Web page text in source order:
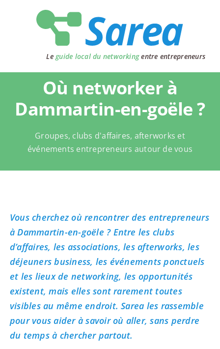
Le guide local du networkingentre entrepreneurs
Où networker à
Dammartin-en-goële ?
Groupes, clubs d'affaires, afterworks et
événements entrepreneurs autour de vous
Vous cherchez où rencontrer des entrepreneurs
à Dammartin-en-goële ? Entre les clubs
d’affaires, les associations, les afterworks, les
déjeuners business, les événements ponctuels
et les lieux de networking, les opportunités
existent, mais elles sont rarement toutes
visibles au même endroit. Sarea les rassemble
pour vous aider à savoir où aller, sans perdre
du temps à chercher partout.